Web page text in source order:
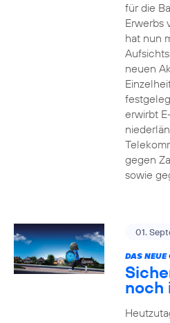
für die
Erwerbs
hat nun
neuen
erwirbt
gegen
sowie
01.
DAS NEUE
noch